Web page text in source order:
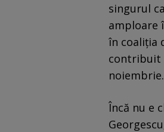
singurul
amploare
în coaliția
contribuit
noiembrie.
Încă nu e